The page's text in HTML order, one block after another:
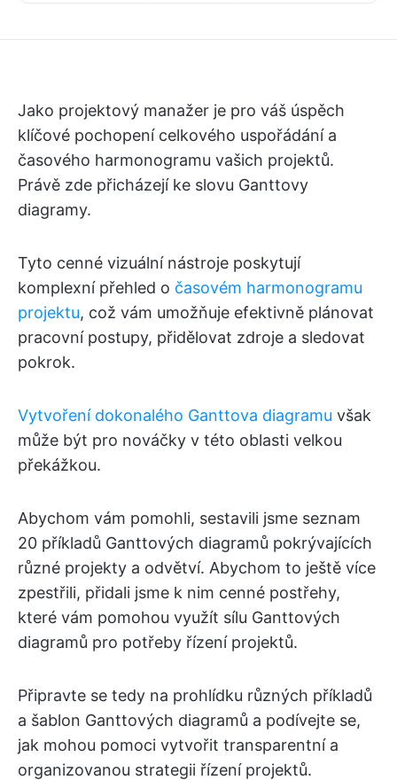
Jako projektový manažer je pro váš úspěch
klíčové pochopení celkového uspořádání a
časového harmonogramu vašich projektů.
Právě zde přicházejí ke slovu Ganttovy
diagramy.
Tyto cenné vizuální nástroje poskytují
komplexní přehled o časovém harmonogramu
projektu, což vám umožňuje efektivně plánovat
pracovní postupy, přidělovat zdroje a sledovat
pokrok.
Vytvoření dokonalého Ganttova diagramu však
může být pro nováčky v této oblasti velkou
překážkou.
Abychom vám pomohli, sestavili jsme seznam
20 příkladů Ganttových diagramů pokrývajících
různé projekty a odvětví. Abychom to ještě více
zpestřili, přidali jsme k nim cenné postřehy,
které vám pomohou využít sílu Ganttových
diagramů pro potřeby řízení projektů.
Připravte se tedy na prohlídku různých příkladů
a šablon Ganttových diagramů a podívejte se,
jak mohou pomoci vytvořit transparentní a
organizovanou strategii řízení projektů.